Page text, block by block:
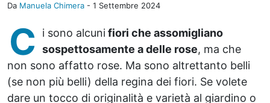
Da Manuela Chimera - 1 Settembre 2024
C i sono alcunifiori che assomigliano
sospettosamente a delle rose, ma che
non sono affatto rose. Ma sono altrettanto belli
(se non più belli) della regina dei fiori. Se volete
dare un tocco di originalità e varietà al giardino o